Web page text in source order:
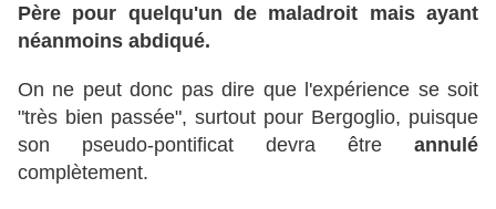
Père pour quelqu'un de maladroit mais ayant
néanmoins abdiqué.
On ne peut donc pas dire que l'expérience se soit
"très bien passée", surtout pour Bergoglio, puisque
son pseudo-pontificat devra être annulé
complètement.